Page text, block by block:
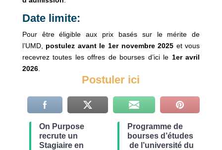
Date limite:
Pour être éligible aux prix basés sur le mérite de
l’UMD, postulez avant le 1er novembre 2025 et vous
recevrez toutes les offres de bourses d’ici le 1er avril
2026.
Postuler ici
On Purpose
recrute un
Stagiaire en
Programme de
bourses d’études
de l’université du